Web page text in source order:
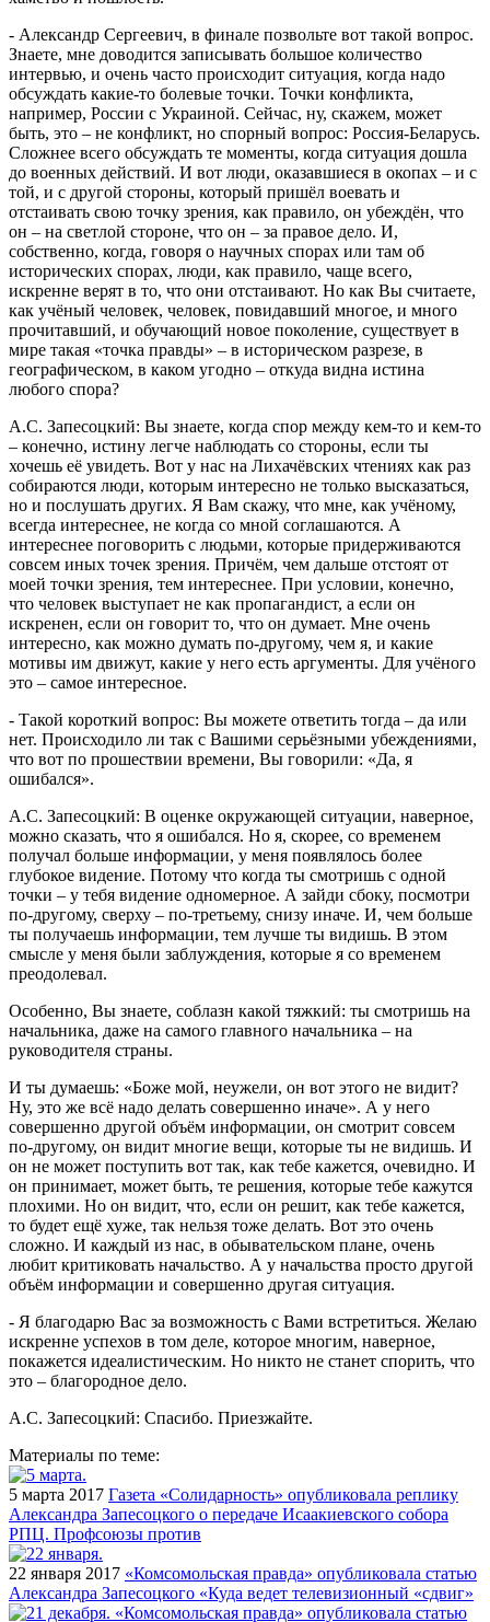
- Александр Сергеевич, в финале позвольте вот такой вопрос.
Знаете, мне доводится записывать большое количество
интервью, и очень часто происходит ситуация, когда надо
обсуждать какие-то болевые точки. Точки конфликта,
например, России с Украиной. Сейчас, ну, скажем, может
быть, это – не конфликт, но спорный вопрос: Россия-Беларусь.
Сложнее всего обсуждать те моменты, когда ситуация дошла
до военных действий. И вот люди, оказавшиеся в окопах – и с
той, и с другой стороны, который пришёл воевать и
отстаивать свою точку зрения, как правило, он убеждён, что
он – на светлой стороне, что он – за правое дело. И,
собственно, когда, говоря о научных спорах или там об
исторических спорах, люди, как правило, чаще всего,
искренне верят в то, что они отстаивают. Но как Вы считаете,
как учёный человек, человек, повидавший многое, и много
прочитавший, и обучающий новое поколение, существует в
мире такая «точка правды» – в историческом разрезе, в
географическом, в каком угодно – откуда видна истина
любого спора?
А.С. Запесоцкий: Вы знаете, когда спор между кем-то и кем-то
– конечно, истину легче наблюдать со стороны, если ты
хочешь её увидеть. Вот у нас на Лихачёвских чтениях как раз
собираются люди, которым интересно не только высказаться,
но и послушать других. Я Вам скажу, что мне, как учёному,
всегда интереснее, не когда со мной соглашаются. А
интереснее поговорить с людьми, которые придерживаются
совсем иных точек зрения. Причём, чем дальше отстоят от
моей точки зрения, тем интереснее. При условии, конечно,
что человек выступает не как пропагандист, а если он
искренен, если он говорит то, что он думает. Мне очень
интересно, как можно думать по-другому, чем я, и какие
мотивы им движут, какие у него есть аргументы. Для учёного
это – самое интересное.
- Такой короткий вопрос: Вы можете ответить тогда – да или
нет. Происходило ли так с Вашими серьёзными убеждениями,
что вот по прошествии времени, Вы говорили: «Да, я
ошибался».
А.С. Запесоцкий: В оценке окружающей ситуации, наверное,
можно сказать, что я ошибался. Но я, скорее, со временем
получал больше информации, у меня появлялось более
глубокое видение. Потому что когда ты смотришь с одной
точки – у тебя видение одномерное. А зайди сбоку, посмотри
по-другому, сверху – по-третьему, снизу иначе. И, чем больше
ты получаешь информации, тем лучше ты видишь. В этом
смысле у меня были заблуждения, которые я со временем
преодолевал.
Особенно, Вы знаете, соблазн какой тяжкий: ты смотришь на
начальника, даже на самого главного начальника – на
руководителя страны.
И ты думаешь: «Боже мой, неужели, он вот этого не видит?
Ну, это же всё надо делать совершенно иначе». А у него
совершенно другой объём информации, он смотрит совсем
по-другому, он видит многие вещи, которые ты не видишь. И
он не может поступить вот так, как тебе кажется, очевидно. И
он принимает, может быть, те решения, которые тебе кажутся
плохими. Но он видит, что, если он решит, как тебе кажется,
то будет ещё хуже, так нельзя тоже делать. Вот это очень
сложно. И каждый из нас, в обывательском плане, очень
любит критиковать начальство. А у начальства просто другой
объём информации и совершенно другая ситуация.
- Я благодарю Вас за возможность с Вами встретиться. Желаю
искренне успехов в том деле, которое многим, наверное,
покажется идеалистическим. Но никто не станет спорить, что
это – благородное дело.
А.С. Запесоцкий: Спасибо. Приезжайте.
Материалы по теме:
5 марта 2017 Газета «Солидарность» опубликовала реплику
Александра Запесоцкого о передаче Исаакиевского собора
РПЦ. Профсоюзы против
22 января 2017 «Комсомольская правда» опубликовала статью
Александра Запесоцкого «Куда ведет телевизионный «сдвиг»